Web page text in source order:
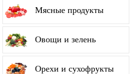
Мясные продукты
Овощи и зелень
Орехи и сухофрукты